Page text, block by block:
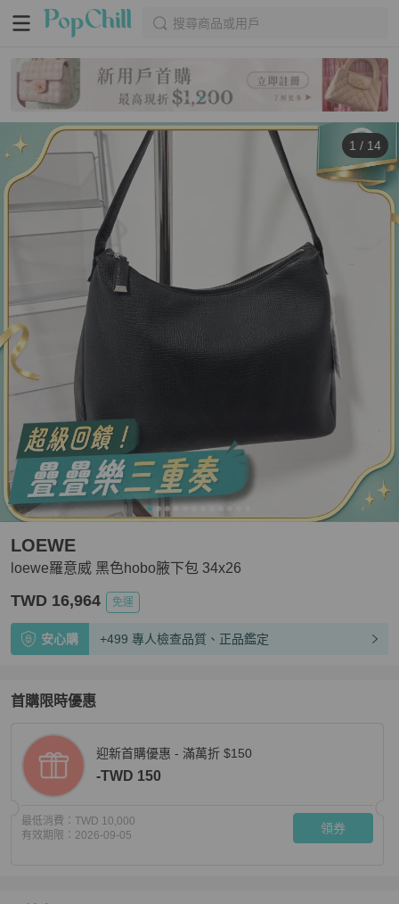
搜尋商品或用戶
1 / 14
loewe羅意威 黑色hobo腋下包 34x26
LOEWE
TWD 16,964 免運
安心購 +499 專人檢查品質、正品鑑定
首購限時優惠
迎新首購優惠 - 滿萬折 $150
-TWD 150
最低消費： TWD 10,000
有效期限： 2026-09-05 領券